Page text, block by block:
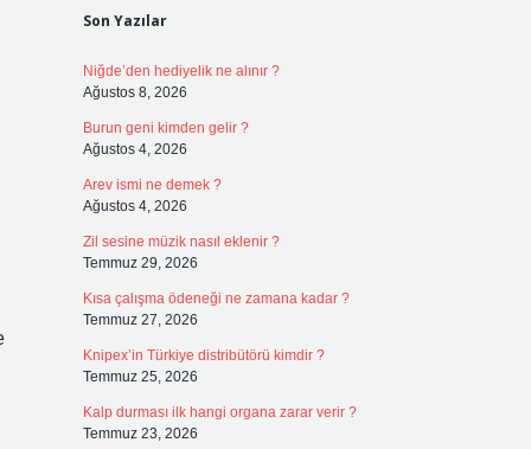
Son Yazılar
Niğde’den hediyelik ne alınır ?
Ağustos 8, 2026
Burun geni kimden gelir ?
Ağustos 4, 2026
Arev ismi ne demek ?
Ağustos 4, 2026
Zil sesine müzik nasıl eklenir ?
Temmuz 29, 2026
Kısa çalışma ödeneği ne zamana kadar ?
Temmuz 27, 2026
Knipex’in Türkiye distribütörü kimdir ?
Temmuz 25, 2026
Kalp durması ilk hangi organa zarar verir ?
Temmuz 23, 2026